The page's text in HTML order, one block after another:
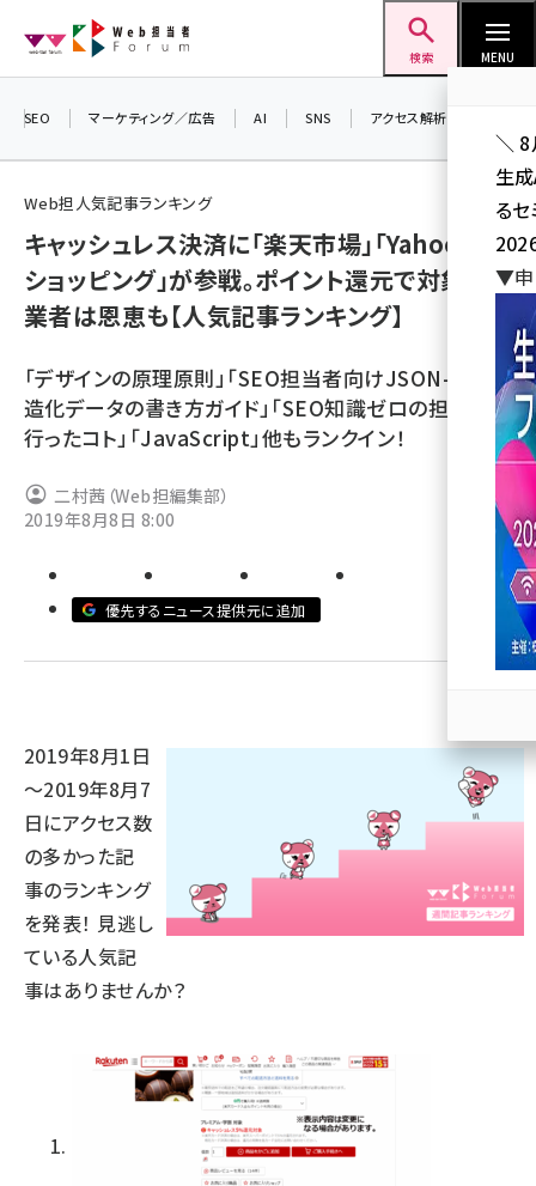
ン
検索 MENU
seo (3538)
ai (2820)
note (2322)
セミナー (2315)
z世代 (1629)
meo (1281)
llmo (1167)
SEO マーケティング／広告 AI SNS アクセス解析／データ分析
Web担人気記事ランキング
キャッシュレス決済に「楽天市場」「Yahoo!
ショッピング」が参戦。ポイント還元で対象事
業者は恩恵も【人気記事ランキング】
「デザインの原理原則」「SEO担当者向けJSON-LD構
造化データの書き方ガイド」「SEO知識ゼロの担当者が
行ったコト」「JavaScript」他もランクイン！
二村茜（Web担編集部）
2019年8月8日 8:00
優先するニュース提供元に追加
2019年8月1日
～2019年8月7
日にアクセス数
の多かった記
事のランキング
を発表！ 見逃し
ている人気記
事はありませんか？
＼ 8
生
る
▼申